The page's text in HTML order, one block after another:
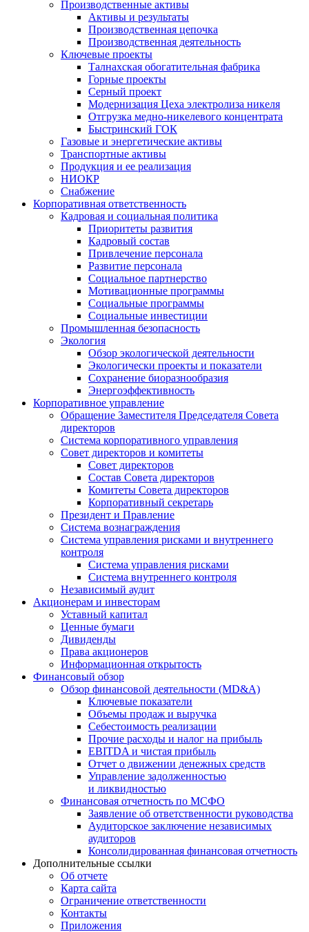
Производственные активы
Активы и результаты
Производственная цепочка
Производственная деятельность
Ключевые проекты
Талнахская обогатительная фабрика
Горные проекты
Серный проект
Модернизация Цеха электролиза никеля
Отгрузка медно-никелевого концентрата
Быстринский ГОК
Газовые и энергетические активы
Транспортные активы
Продукция и ее реализация
НИОКР
Снабжение
Корпоративная ответственность
Кадровая и социальная политика
Приоритеты развития
Кадровый состав
Привлечение персонала
Развитие персонала
Социальное партнерство
Мотивационные программы
Социальные программы
Социальные инвестиции
Промышленная безопасность
Экология
Обзор экологической деятельности
Экологически проекты и показатели
Сохранение биоразнообразия
Энергоэффективность
Корпоративное управление
Обращение Заместителя Председателя Совета
директоров
Система корпоративного управления
Совет директоров и комитеты
Совет директоров
Состав Совета директоров
Комитеты Совета директоров
Корпоративный секретарь
Президент и Правление
Система вознаграждения
Система управления рисками и внутреннего
контроля
Система управления рисками
Система внутреннего контроля
Независимый аудит
Акционерам и инвесторам
Уставный капитал
Ценные бумаги
Дивиденды
Права акционеров
Информационная открытость
Финансовый обзор
Обзор финансовой деятельности (MD&A)
Ключевые показатели
Объемы продаж и выручка
Себестоимость реализации
Прочие расходы и налог на прибыль
EBITDA и чистая прибыль
Отчет о движении денежных средств
Управление задолженностью
и ликвидностью
Финансовая отчетность по МСФО
Заявление об ответственности руководства
Аудиторское заключение независимых
аудиторов
Консолидированная финансовая отчетность
Дополнительные ссылки
Об отчете
Карта сайта
Ограничение ответственности
Контакты
Приложения